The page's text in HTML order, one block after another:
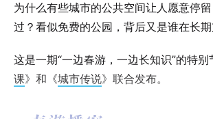
为什么有些城市的公共空间让人愿意停
过？看似免费的公园，背后又是谁在长期
这是一期“一边春游，一边长知识”的特别
课》和《城市传说》联合发布。